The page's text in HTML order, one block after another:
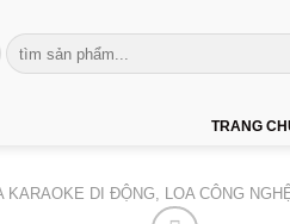
Tìm
kiếm:
TRANG
KARAOKE DI ĐỘNG, LOA CÔNG